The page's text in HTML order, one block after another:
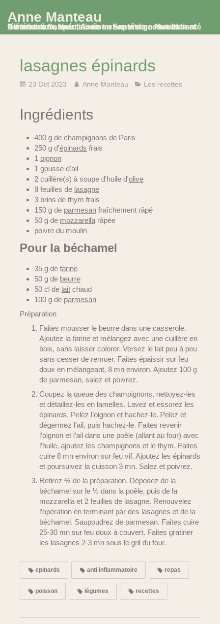
Anne Manteau
Diététicienne Nutritionniste, Experte en Nutrition et Alimentation, spécialisée en santé digestive et santé féminine à Saumur, Avoine et en visio consultation
lasagnes épinards
23 Oct 2023 Anne Manteau Les recettes
Ingrédients
400 g de champignons de Paris
250 g d'épinards frais
1 oignon
1 gousse d'ail
2 cuillère(s) à soupe d'huile d'olive
8 feuilles de lasagne
3 brins de thym frais
150 g de parmesan fraîchement râpé
50 g de mozzarella râpée
poivre du moulin
Pour la béchamel
35 g de farine
50 g de beurre
50 cl de lait chaud
100 g de parmesan
Préparation
Faites mousser le beurre dans une casserole.
Ajoutez la farine et mélangez avec une cuillère en
bois, sans laisser colorer. Versez le lait peu à peu
sans cesser de remuer. Faites épaissir sur feu
doux en mélangeant, 8 mn environ. Ajoutez 100 g
de parmesan, salez et poivrez.
Coupez la queue des champignons, nettoyez-les
et détaillez-les en lamelles. Lavez et essorez les
épinards. Pelez l’oignon et hachez-le. Pelez et
dégermez l’ail, puis hachez-le. Faites revenir
l’oignon et l’ail dans une poêle (allant au four) avec
l’huile, ajoutez les champignons et le thym. Faites
cuire 8 mn environ sur feu vif. Ajoutez les épinards
et poursuivez la cuisson 3 mn. Salez et poivrez.
Retirez ⅔ de la préparation. Déposez de la
béchamel sur le ⅓ dans la poêle, puis de la
mozzarella et 2 feuilles de lasagne. Renouvelez
l’opération en terminant par des lasagnes et de la
béchamel. Saupoudrez de parmesan. Faites cuire
25-30 mn sur feu doux à couvert. Faites gratiner
les lasagnes 2-3 mn sous le gril du four.
epinards anti inflammatoire repas
poisson légumes recettes